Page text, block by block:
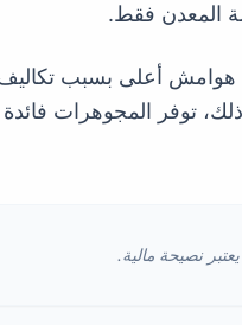
المعدن فقط.
هوامش أعلى بسبب
توفر المجوهرات فائدة
نصيحة مالية.